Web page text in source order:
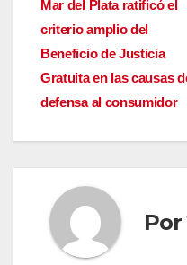
de
entradas
Mar del Plata ratificó el
criterio amplio del
Beneficio de Justicia
Gratuita en las causas
defensa al consumidor
Por